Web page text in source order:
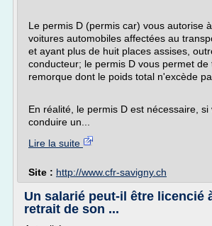
Le permis D (permis car) vous autorise
voitures automobiles affectées au
et ayant plus de huit places assises,
conducteur; le permis D vous permet de
remorque dont le poids total n'excède
En réalité, le permis D est nécessaire, si
conduire un...
Lire la suite
Site : http://www.cfr-savigny.ch
Un salarié peut-il être licencié
retrait de son ...